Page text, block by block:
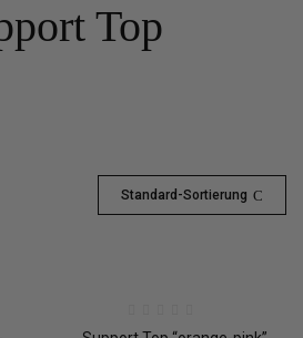
Top
Standard-Sortierung